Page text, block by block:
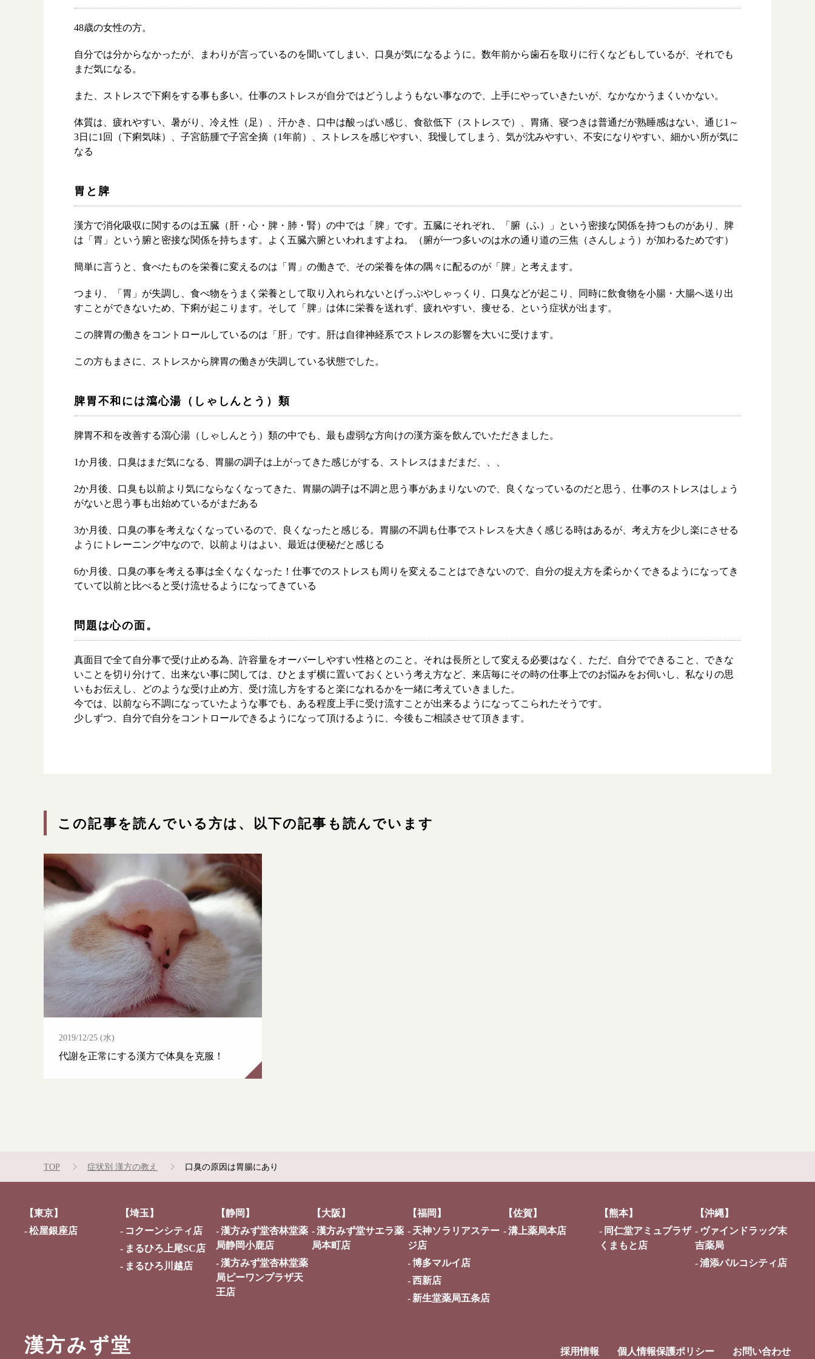
根本から身体を整えるとは
症状別 漢方の教え
店舗を探す
漢方みず堂とは
漢方を知る
採用情報 オンラインショップ
お問い合わせ
48歳の女性の方。
自分では分からなかったが、まわりが言っているのを聞いてしまい、口臭が気になるように。数年前から歯石を取りに行くなどもしているが、それでも
まだ気になる。
また、ストレスで下痢をする事も多い。仕事のストレスが自分ではどうしようもない事なので、上手にやっていきたいが、なかなかうまくいかない。
体質は、疲れやすい、暑がり、冷え性（足）、汗かき、口中は酸っぱい感じ、食欲低下（ストレスで）、胃痛、寝つきは普通だが熟睡感はない、通じ1～
3日に1回（下痢気味）、子宮筋腫で子宮全摘（1年前）、ストレスを感じやすい、我慢してしまう、気が沈みやすい、不安になりやすい、細かい所が気に
なる
胃と脾
漢方で消化吸収に関するのは五臓（肝・心・脾・肺・腎）の中では「脾」です。五臓にそれぞれ、「腑（ふ）」という密接な関係を持つものがあり、脾
は「胃」という腑と密接な関係を持ちます。よく五臓六腑といわれますよね。（腑が一つ多いのは水の通り道の三焦（さんしょう）が加わるためです）
簡単に言うと、食べたものを栄養に変えるのは「胃」の働きで、その栄養を体の隅々に配るのが「脾」と考えます。
つまり、「胃」が失調し、食べ物をうまく栄養として取り入れられないとげっぷやしゃっくり、口臭などが起こり、同時に飲食物を小腸・大腸へ送り出
すことができないため、下痢が起こります。そして「脾」は体に栄養を送れず、疲れやすい、痩せる、という症状が出ます。
この脾胃の働きをコントロールしているのは「肝」です。肝は自律神経系でストレスの影響を大いに受けます。
この方もまさに、ストレスから脾胃の働きが失調している状態でした。
脾胃不和には瀉心湯（しゃしんとう）類
脾胃不和を改善する瀉心湯（しゃしんとう）類の中でも、最も虚弱な方向けの漢方薬を飲んでいただきました。
1か月後、口臭はまだ気になる、胃腸の調子は上がってきた感じがする、ストレスはまだまだ、、、
2か月後、口臭も以前より気にならなくなってきた、胃腸の調子は不調と思う事があまりないので、良くなっているのだと思う、仕事のストレスはしょう
がないと思う事も出始めているがまだある
3か月後、口臭の事を考えなくなっているので、良くなったと感じる。胃腸の不調も仕事でストレスを大きく感じる時はあるが、考え方を少し楽にさせる
ようにトレーニング中なので、以前よりはよい、最近は便秘だと感じる
6か月後、口臭の事を考える事は全くなくなった！仕事でのストレスも周りを変えることはできないので、自分の捉え方を柔らかくできるようになってき
ていて以前と比べると受け流せるようになってきている
問題は心の面。
真面目で全て自分事で受け止める為、許容量をオーバーしやすい性格とのこと。それは長所として変える必要はなく、ただ、自分でできること、できな
いことを切り分けて、出来ない事に関しては、ひとまず横に置いておくという考え方など、来店毎にその時の仕事上でのお悩みをお伺いし、私なりの思
いもお伝えし、どのような受け止め方、受け流し方をすると楽になれるかを一緒に考えていきました。
今では、以前なら不調になっていたような事でも、ある程度上手に受け流すことが出来るようになってこられたそうです。
少しずつ、自分で自分をコントロールできるようになって頂けるように、今後もご相談させて頂きます。
この記事を読んでいる方は、以下の記事も読んでいます
2019/12/25 (水)
代謝を正常にする漢方で体臭を克服！
TOP 症状別 漢方の教え 口臭の原因は胃腸にあり
【東京】
松屋銀座店
【埼玉】
コクーンシティ店
まるひろ上尾SC店
まるひろ川越店
【静岡】
漢方みず堂杏林堂薬
局静岡小鹿店
漢方みず堂杏林堂薬
局ピーワンプラザ天
王店
【大阪】
漢方みず堂サエラ薬
局本町店
【福岡】
天神ソラリアステー
ジ店
博多マルイ店
西新店
新生堂薬局五条店
【佐賀】
溝上薬局本店
【熊本】
同仁堂アミュプラザ
くまもと店
【沖縄】
ヴァインドラッグ末
吉薬局
浦添パルコシティ店
漢方みず堂 採用情報 個人情報保護ポリシー お問い合わせ